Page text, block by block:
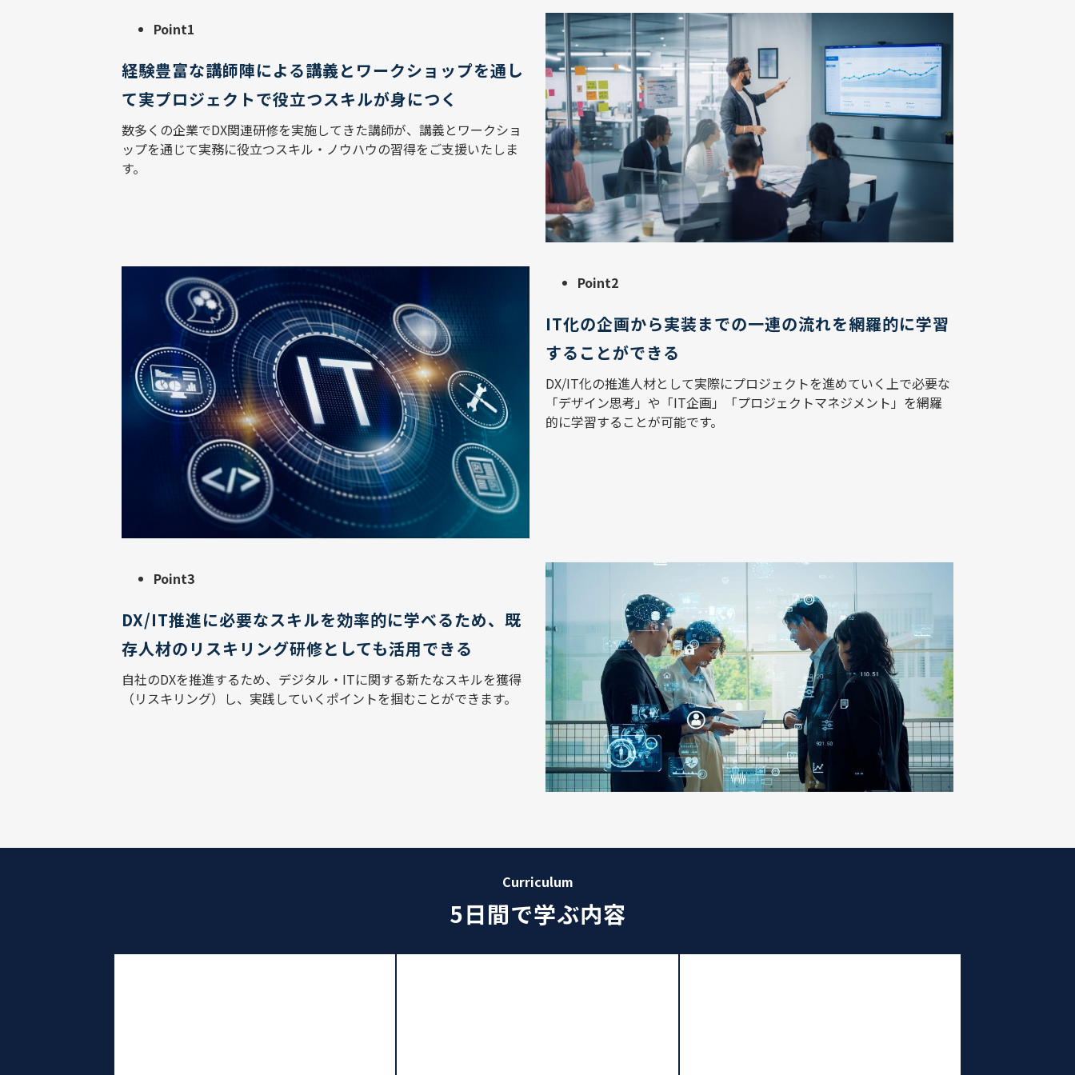
Point1
経験豊富な講師陣による講義とワークショップを通し
て実プロジェクトで役立つスキルが身につく
数多くの企業でDX関連研修を実施してきた講師が、講義とワークショ
ップを通じて実務に役立つスキル・ノウハウの習得をご支援いたしま
す。
Point2
IT化の企画から実装までの一連の流れを網羅的に学習
することができる
DX/IT化の推進人材として実際にプロジェクトを進めていく上で必要な
「デザイン思考」や「IT企画」「プロジェクトマネジメント」を網羅
的に学習することが可能です。
Point3
DX/IT推進に必要なスキルを効率的に学べるため、既
存人材のリスキリング研修としても活用できる
自社のDXを推進するため、デジタル・ITに関する新たなスキルを獲得
（リスキリング）し、実践していくポイントを掴むことができます。
Curriculum
5日間で学ぶ内容